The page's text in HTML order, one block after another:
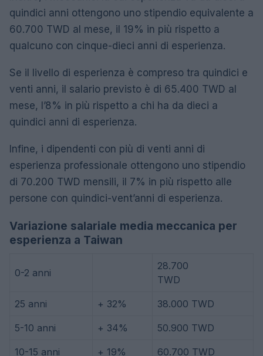
quindici anni ottengono uno stipendio equivalente a
60.700 TWD al mese, il 19% in più rispetto a
qualcuno con cinque-dieci anni di esperienza.
Se il livello di esperienza è compreso tra quindici e
venti anni, il salario previsto è di 65.400 TWD al
mese, l’8% in più rispetto a chi ha da dieci a
quindici anni di esperienza.
Infine, i dipendenti con più di venti anni di
esperienza professionale ottengono uno stipendio
di 70.200 TWD mensili, il 7% in più rispetto alle
persone con quindici-vent’anni di esperienza.
Variazione salariale media meccanica per
esperienza a Taiwan
0-2 anni
28.700
TWD
25 anni + 32% 38.000 TWD
5-10 anni + 34% 50.900 TWD
10-15 anni + 19% 60.700 TWD